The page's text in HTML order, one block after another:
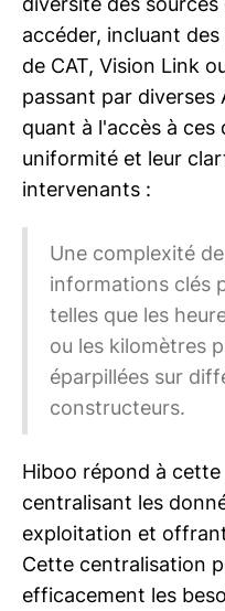
accéder, incluant
de CAT, Vision Link
passant par diverses
quant à l'accès à ces
uniformité et leur
intervenants :
Une complexité
informations clés
telles que les
ou les kilomètres
éparpillées sur
constructeurs.
Hiboo répond à
centralisant les
exploitation et
Cette centralisation
efficacement les